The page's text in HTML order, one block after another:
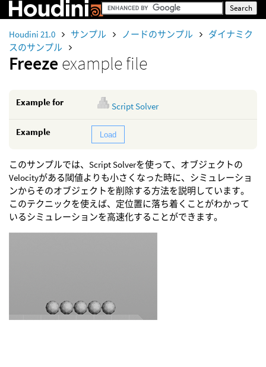
Houdini 21.0 サンプル ノードのサンプル
ダイナミク
スのサンプル
Freeze example file
Example for Script Solver
Example Load
このサンプルでは、Script Solverを使って、オブジェクトの
Velocityがある閾値よりも小さくなった時に、シミュレーショ
ンからそのオブジェクトを削除する方法を説明しています。
このテクニックを使えば、定位置に落ち着くことがわかって
いるシミュレーションを高速化することができます。